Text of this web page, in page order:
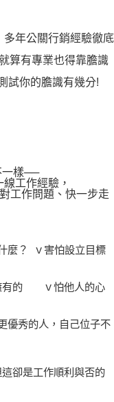
年公關行銷經驗徹底
算有專業也得靠膽識
試你的膽識有幾分!
一樣──
工作經驗，
工作問題、快一步走
麼？ ｖ害怕設立目標
有的 ｖ怕他人的心
優秀的人，自己位子不
卻是工作順利與否的